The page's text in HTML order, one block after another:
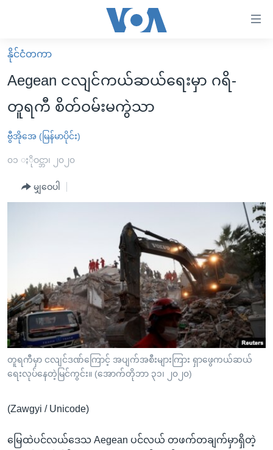
လွယ်ကူ
စေ
Link
များ
ပင်မ
ညွန်း
စာမျက်နှာ
သို့
ကျော်
ကြည့်
ရန်
ရန်
သို့
မူလစာမျက်နှာ
မြန်မာ
ကမ္ဘာ့သတင်းများ
နိုင်ငံတကာ
အစ္စရေး-ပါလက်စတိုင်း
ဗွီဒီယို
အင်္ဂလိပ်စာလေ့လာမယ်
ရုပ်ရှင်ထဲက အင်္ဂလိပ်စာ
သုတပဒေသာ အင်္ဂလိပ်စာ
ရေဒီယိုနှင့်ရုပ်သံ အချက်အလက်များ
ရေဒီယို/တီဗွီအစီအစဉ်
Learning English
ဗွီအိုအေ လူမှုကွန်ယက်များ
နိုင်ငံတကာ
Aegean ငလျင်ကယ်ဆယ်ရေးမှာ ဂရိ-
တူရကီ စိတ်ဝမ်းမကွဲသာ
ဗွီအိုအေ (မြန်မာပိုင်း)
၀၁ ႏိုဝင္ဘာ၊ ၂၀၂၀
မျှဝေပါ
တူရကီမှာ ငလျင်ဒဏ်ကြောင့် အပျက်အစီးများကြား ရှာဖွေကယ်ဆယ်
ရေးလုပ်နေတဲ့မြင်ကွင်း။ (အောက်တိုဘာ ၃၁၊ ၂၀၂၀)
(Zawgyi / Unicode)
မြေထဲပင်လယ်ဒေသ Aegean ပင်လယ် တဖက်တချက်မှာရှိတဲ့